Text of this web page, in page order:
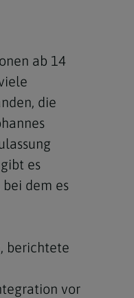
ab 14
die
es
dem es
berichtete
vor